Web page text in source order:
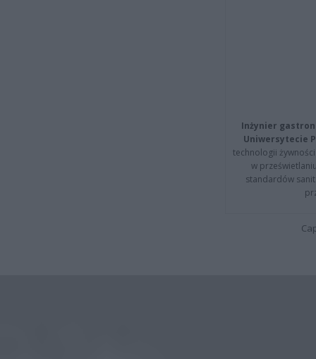
Inżynier
Uniwersytecie
technologii
w
standardów